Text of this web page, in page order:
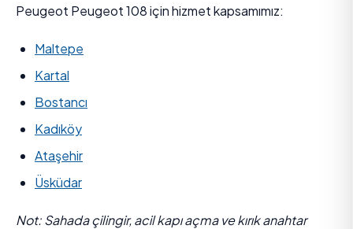
Peugeot Peugeot 108 için hizmet kapsamımız:
Maltepe
Kartal
Bostancı
Kadıköy
Ataşehir
Üsküdar
Not: Sahada çilingir, acil kapı açma ve kırık anahtar